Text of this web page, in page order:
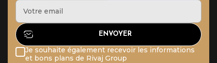
Je souhaite également recevoir les informations
et bons plans de Rivaj Group